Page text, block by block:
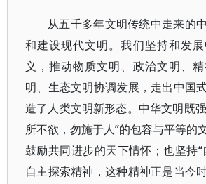
从五千多年文明传统中走来的
和建设现代文明。我们坚持和发
义，推动物质文明、政治文明、
明、生态文明协调发展，走出中国
造了人类文明新形态。中华文明既强
所不欲，勿施于人”的包容与平等的
鼓励共同进步的天下情怀；也坚持“
自主探索精神，这种精神正是当今